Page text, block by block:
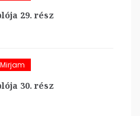
29. rész
Mirjam
30. rész